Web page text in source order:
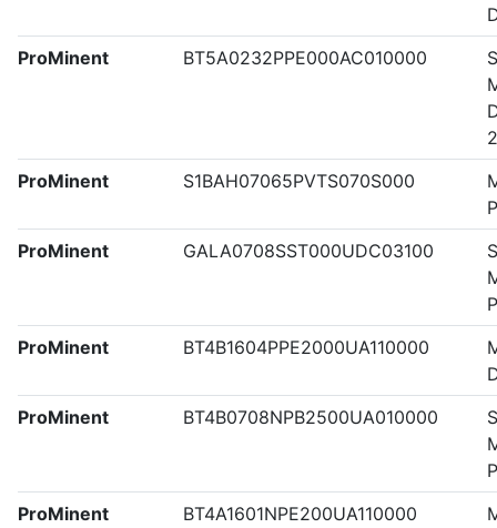
ProMinent
BT5A0232PPE000AC010000
ProMinent
S1BAH07065PVTS070S000
ProMinent
GALA0708SST000UDC03100
ProMinent
BT4B1604PPE2000UA110000
ProMinent
BT4B0708NPB2500UA010000
ProMinent
BT4A1601NPE200UA110000